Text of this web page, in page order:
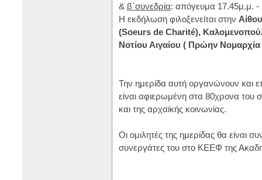
& β΄συνεδρία: απόγευμα 17.45μ.μ. -
Η εκδήλωση φιλοξενείται στην
(Soeurs de Charité),
Νοτίου Αιγαίου ( Πρώην
Την ημερίδα αυτή οργανώνουν και
είναι αφιερωμένη στα 80χρονα του
και της αρχαϊκής κοινωνίας.
Οι ομιλητές της ημερίδας θα είναι
συνεργάτες του στο ΚΕΕΦ της